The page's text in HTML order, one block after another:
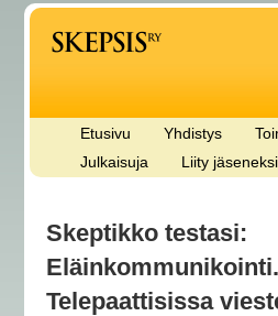
Etusivu Yhdistys
Julkaisuja
Liity jäseneksi
Skeptikko testasi:
Eläinkommunikointi.
Telepaattisissa